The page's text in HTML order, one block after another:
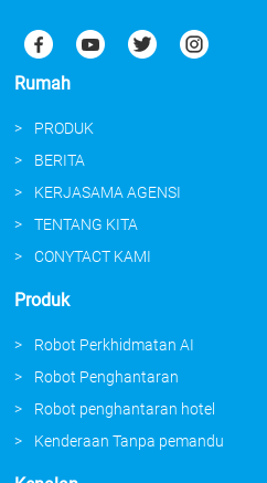
Rumah
PRODUK
BERITA
KERJASAMA AGENSI
TENTANG KITA
CONYTACT KAMI
Produk
Robot Perkhidmatan AI
Robot Penghantaran
Robot penghantaran hotel
Kenderaan Tanpa pemandu